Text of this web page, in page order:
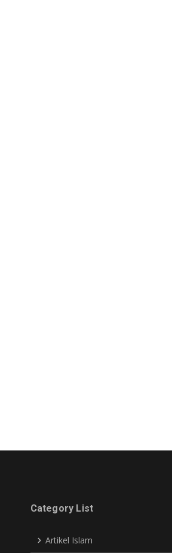
Category List
Artikel Islam